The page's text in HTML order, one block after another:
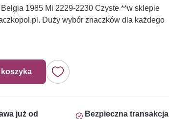
1985 Mi 2229-2230 Czyste **w sklepie
Duży wybór znaczków dla każdego
już od
Bezpieczna transakcja